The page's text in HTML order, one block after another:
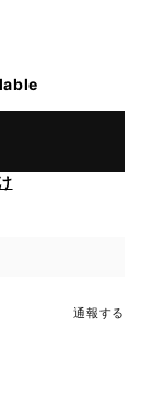
通報する